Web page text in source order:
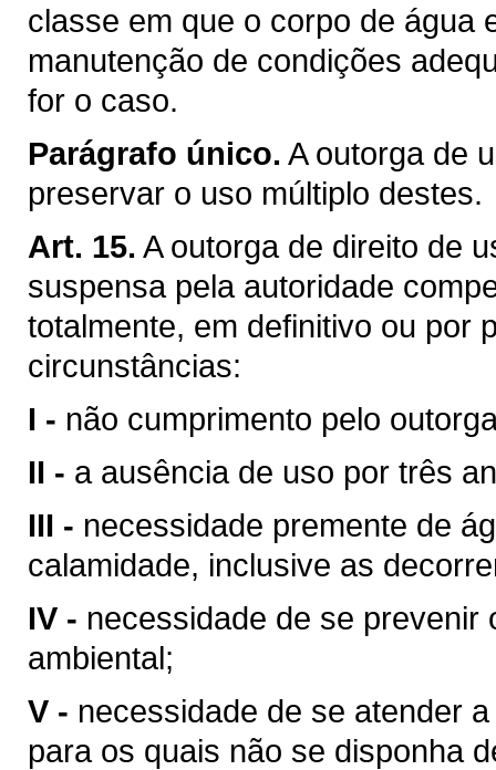
classe em que o corpo de água
manutenção de condições
for o caso.
Parágrafo único. A outorga de
preservar o uso múltiplo destes.
Art. 15. A outorga de direito de
suspensa pela autoridade
totalmente, em definitivo ou por
circunstâncias:
I - não cumprimento pelo
II - a ausência de uso por três
III - necessidade premente de
calamidade, inclusive as
IV - necessidade de se
ambiental;
V - necessidade de se atender
para os quais não se disponha